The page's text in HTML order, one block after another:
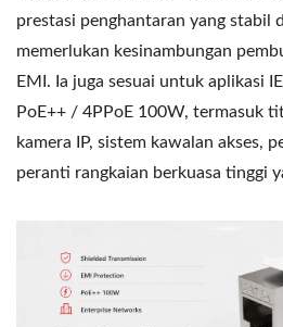
prestasi penghantaran yang stabil
memerlukan kesinambungan
EMI. Ia juga sesuai untuk aplikasi
PoE++ / 4PPoE 100W, termasuk
kamera IP, sistem kawalan akses,
peranti rangkaian berkuasa tinggi